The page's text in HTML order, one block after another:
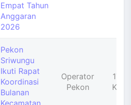
Empat Tahun
Anggaran
2026
Pekon
Sriwungu
Ikuti Rapat
Koordinasi
Bulanan
Kecamatan
Operator
Pekon
173
Kali